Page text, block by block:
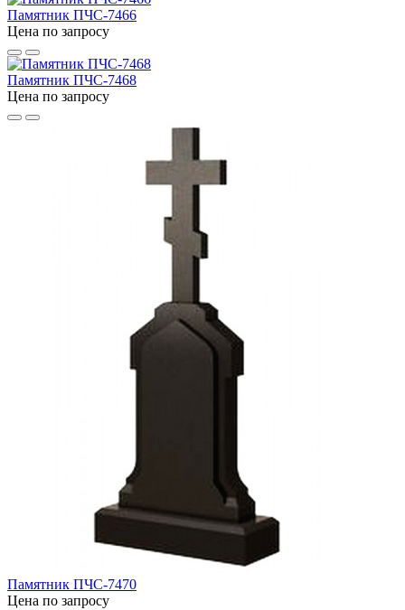
Памятник ПЧС-7466
Цена по запросу
Памятник ПЧС-7468
Цена по запросу
Памятник ПЧС-7470
Цена по запросу